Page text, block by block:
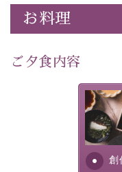
引でお泊まりいただ
ります。
温かいおもてなし。
ご滞在を楽しみに待
早めのご予約で、お
-----------【安心への
お料理
ご夕食内容
創
美湖膳
提供す
明が考
す。美